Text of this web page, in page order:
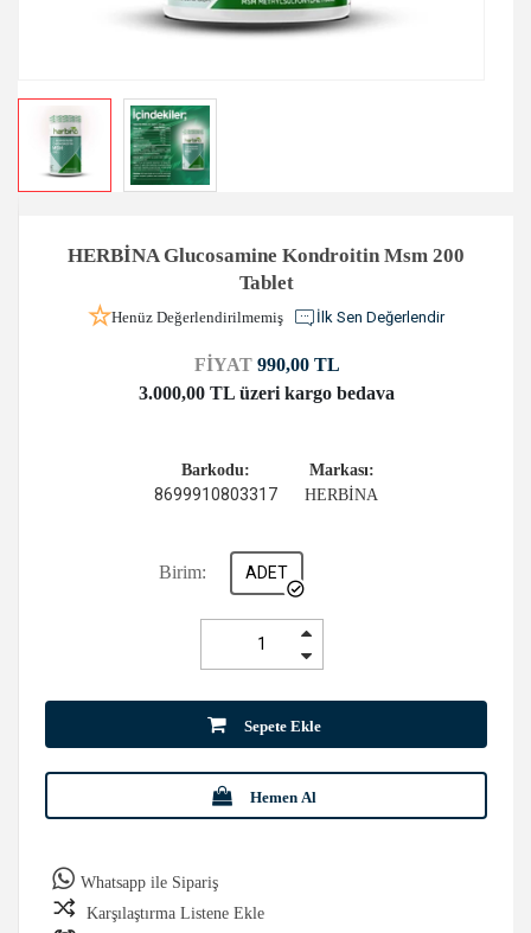
HERBİNA Glucosamine Kondroitin Msm 200
Tablet
Henüz Değerlendirilmemiş İlk Sen Değerlendir
FİYAT 990,00 TL
3.000,00 TL üzeri kargo bedava
Barkodu:
8699910803317
Markası:
HERBİNA
Birim: ADET
Sepete Ekle
Hemen Al
Whatsapp ile Sipariş
Karşılaştırma Listene Ekle